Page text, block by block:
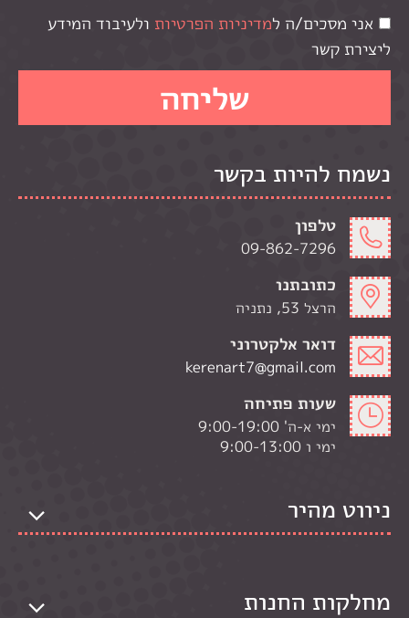
אני מסכים/ה למדיניות הפרטיות ולעיבוד המידע
ליצירת קשר
נשמח להיות בקשר
טלפון
09-862-7296
כתובתנו
הרצל 53, נתניה
דואר אלקטרוני
kerenart7@gmail.com
שעות פתיחה
ימי א-ה' 9:00-19:00
ימי ו 9:00-13:00
ניווט מהיר
מחלקות החנות